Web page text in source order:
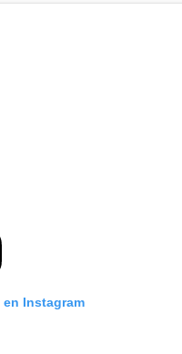
Instagram